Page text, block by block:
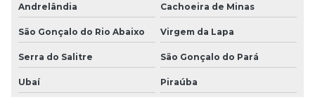
Andrelândia Cachoeira de Minas
São Gonçalo do Rio Abaixo Virgem da Lapa
Serra do Salitre São Gonçalo do Pará
Ubaí Piraúba